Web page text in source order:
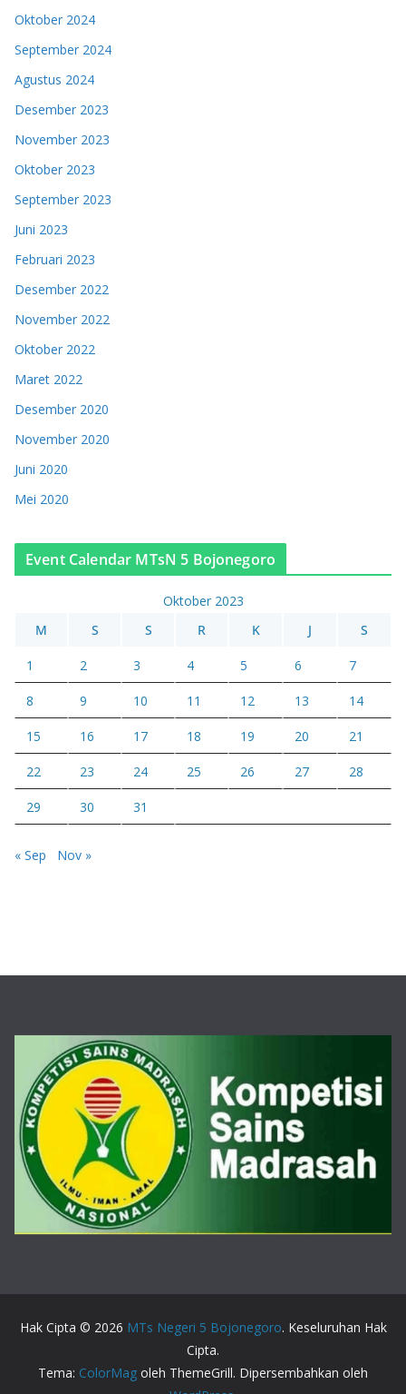
Oktober 2024
September 2024
Agustus 2024
Desember 2023
November 2023
Oktober 2023
September 2023
Juni 2023
Februari 2023
Desember 2022
November 2022
Oktober 2022
Maret 2022
Desember 2020
November 2020
Juni 2020
Mei 2020
Event Calendar MTsN 5 Bojonegoro
Oktober 2023
M
S S R K J S
1 2 3 4 5 6 7
8 9 10 11 12 13 14
15 16 17 18 19 20 21
22 23 24 25 26 27 28
29 30 31
« Sep Nov »
Hak Cipta © 2026 MTs Negeri 5 Bojonegoro. Keseluruhan Hak
Cipta.
Tema: ColorMag oleh ThemeGrill. Dipersembahkan oleh